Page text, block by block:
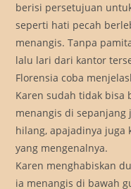
berisi persetujuan
seperti hati pecah
menangis. Tanpa
lalu lari dari kantor
Florensia coba
Karen sudah tidak bisa
menangis di sepanjang
hilang, apajadinya
yang mengenalnya.
Karen menghabiskan
ia menangis di bawah